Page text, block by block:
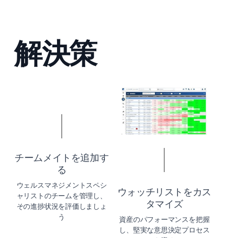
解決策
チームメイトを追加す
る
ウェルスマネジメントスペシ
ャリストのチームを管理し、
その進捗状況を評価しましょ
う
ウォッチリストをカス
タマイズ
資産のパフォーマンスを把握
し、堅実な意思決定プロセス